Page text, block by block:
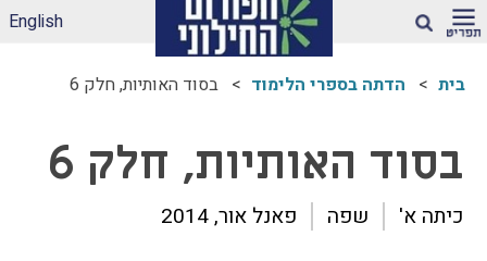
ונטול הדתה
דיווחי הדתה: עדכונים
מהשטח
English
בית הדתה בספרי הלימוד בסוד האותיות, חלק 6
בסוד האותיות, חלק 6
כיתה א' שפה פאנל אור, 2014